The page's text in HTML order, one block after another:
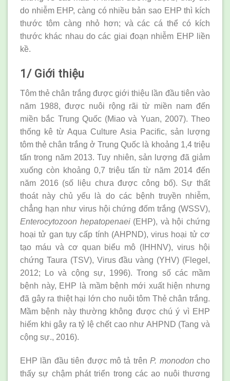
do nhiễm EHP, càng có nhiều bản sao EHP thì kích
thước tôm càng nhỏ hơn; và các cá thể có kích
thước khác nhau do các giai đoạn nhiễm EHP liền
kề.
1/ Giới thiệu
Tôm thẻ chân trắng được giới thiệu lần đầu tiên vào
năm 1988, được nuôi rộng rãi từ miền nam đến
miền bắc Trung Quốc (Miao và Yuan, 2007). Theo
thống kê từ Aqua Culture Asia Paciﬁc, sản lượng
tôm thẻ chân trắng ở Trung Quốc là khoảng 1,4 triệu
tấn trong năm 2013. Tuy nhiên, sản lượng đã giảm
xuống còn khoảng 0,7 triệu tấn từ năm 2014 đến
năm 2016 (số liệu chưa được công bố). Sự thất
thoát này chủ yếu là do các bệnh truyền nhiễm,
chẳng hạn như virus hội chứng đốm trắng (WSSV),
Enterocytozoon hepatopenaei(EHP), và hội chứng
hoại tử gan tụy cấp tính (AHPND), virus hoại tử cơ
tạo máu và cơ quan biểu mô (IHHNV), virus hội
chứng Taura (TSV), Virus đầu vàng (YHV) (Flegel,
2012; Lo và cộng sự, 1996). Trong số các mầm
bệnh này, EHP là mầm bệnh mới xuất hiện nhưng
đã gây ra thiệt hại lớn cho nuôi tôm Thẻ chân trắng.
Mầm bệnh này thường không được chú ý vì EHP
hiếm khi gây ra tỷ lệ chết cao như AHPND (Tang và
cộng sự., 2016).
EHP lần đầu tiên được mô tả trênP. monodon cho
thấy sự chậm phát triển trong các ao nuôi thương